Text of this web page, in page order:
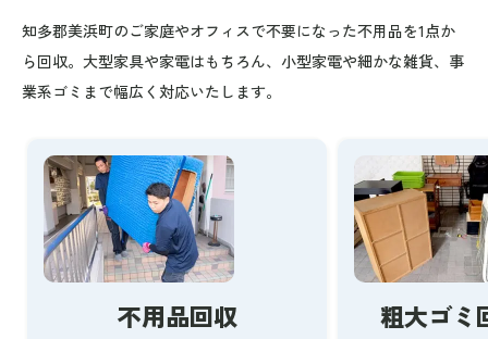
知多郡美浜町のご家庭やオフィスで不要になった不用品を1点か
ら回収。大型家具や家電はもちろん、小型家電や細かな雑貨、事
業系ゴミまで幅広く対応いたします。
不用品回収 粗大ゴミ